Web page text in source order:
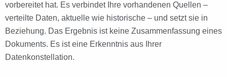
vorbereitet hat. Es verbindet Ihre vorhandenen Quellen –
verteilte Daten, aktuelle wie historische – und setzt sie in
Beziehung. Das Ergebnis ist keine Zusammenfassung eines
Dokuments. Es ist eine Erkenntnis aus Ihrer
Datenkonstellation.